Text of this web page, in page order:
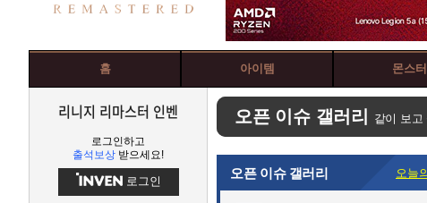
홈 아이템 몬스터
리니지 리마스터 인벤
로그인하고
출석보상 받으세요!
로그인
오픈 이슈 갤러리 같이 보고
오픈 이슈 갤러리 오늘